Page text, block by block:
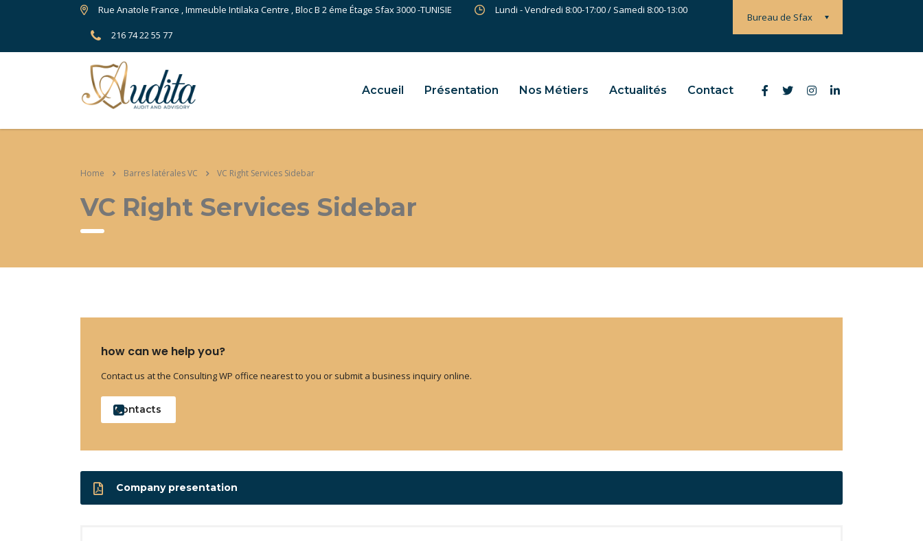
Bureau de Sfax
Rue Anatole France , Immeuble Intilaka Centre , Bloc B 2 éme Étage Sfax 3000 -TUNISIE Lundi - Vendredi 8:00-17:00 / Samedi 8:00-13:00
216 74 22 55 77
Accueil Présentation Nos Métiers Actualités Contact
Home Barres latérales VC VC Right Services Sidebar
VC Right Services Sidebar
how can we help you?
Contact us at the Consulting WP office nearest to you or submit a business inquiry online.
contacts
Company presentation